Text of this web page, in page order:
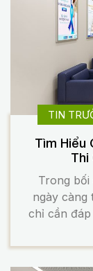
TIN
Tìm Hiểu
Thi
Trong
ngày càng
chỉ cần
vận hành